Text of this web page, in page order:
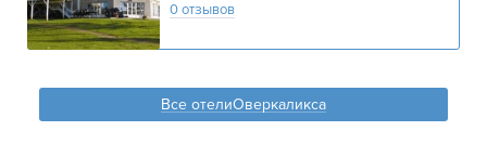
0 отзывов
Все отелиОверкаликса